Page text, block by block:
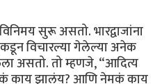
सुरू असतो. भारद्वाजांना
विचारल्या गेलेल्या अनेक
असतो. तो म्हणजे, “आदित्य
काय झालंय? आणि नेमकं काय